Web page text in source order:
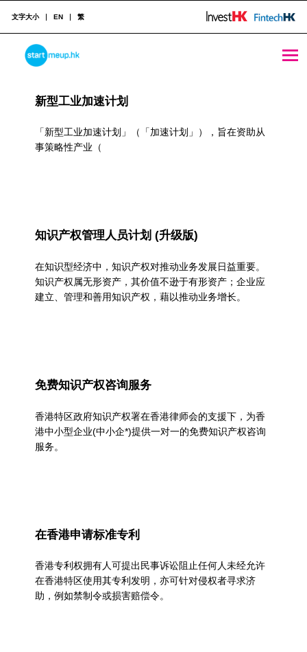
资助科技应用/专利申请 Archives - StartmeupHK
STARTMEUPHK
文字大小 EN 繁
R
C
助
科
技
应
新型工业加速计划
「新型工业加速计划」（「加速计划」），旨在资助从
事策略性产业（
知识产权管理人员计划 (升级版)
在知识型经济中，知识产权对推动业务发展日益重要。
知识产权属无形资产，其价值不逊于有形资产；企业应
建立、管理和善用知识产权，藉以推动业务增长。
免费知识产权咨询服务
香港特区政府知识产权署在香港律师会的支援下，为香
港中小型企业(中小企*)提供一对一的免费知识产权咨询
服务。
在香港申请标准专利
香港专利权拥有人可提出民事诉讼阻止任何人未经允许
在香港特区使用其专利发明，亦可针对侵权者寻求济
助，例如禁制令或损害赔偿令。